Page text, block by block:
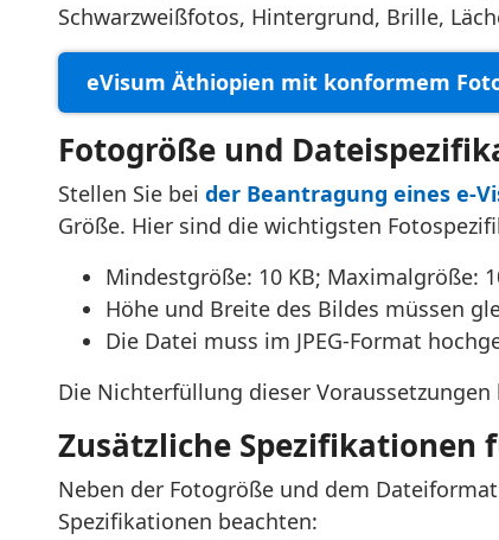
Schwarzweißfotos, Hintergrund, Brille,
eVisum Äthiopien mit konformem
Fotogröße und
Stellen Sie bei der Beantragung eines e-
Größe. Hier sind die wichtigsten
Mindestgröße: 10 KB; Maximalgröße:
Höhe und Breite des Bildes müssen
Die Datei muss im JPEG-Format
Die Nichterfüllung dieser
Zusätzliche Spezifikationen
Neben der Fotogröße und dem
Spezifikationen beachten: